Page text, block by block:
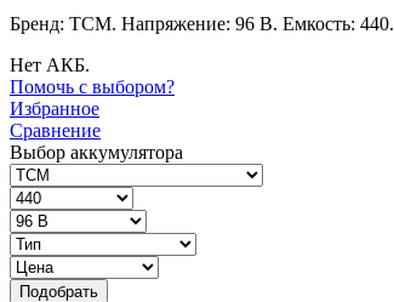
Бренд: TCM. Напряжение: 96 В. Емкость: 440.
Нет АКБ.
Помочь с выбором?
Избранное
Сравнение
Выбор аккумулятора
Подобрать